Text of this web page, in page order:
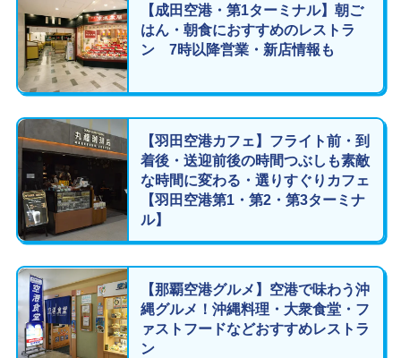
【成田空港・第1ターミナル】朝ご
はん・朝食におすすめのレストラ
ン 7時以降営業・新店情報も
【羽田空港カフェ】フライト前・到
着後・送迎前後の時間つぶしも素敵
な時間に変わる・選りすぐりカフェ
【羽田空港第1・第2・第3ターミナ
ル】
【那覇空港グルメ】空港で味わう沖
縄グルメ！沖縄料理・大衆食堂・フ
ァストフードなどおすすめレストラ
ン